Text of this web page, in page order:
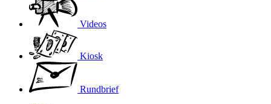
Videos
Kiosk
Rundbrief